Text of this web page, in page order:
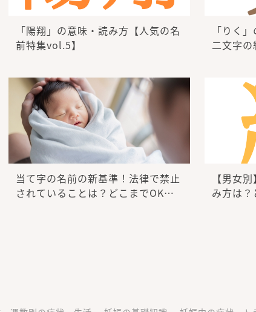
「陽翔」の意味・読み方【人気の名
前特集vol.5】
「りく
二文字
当て字の名前の新基準！法律で禁止
されていることは？どこまでOK…
【男女
み方は